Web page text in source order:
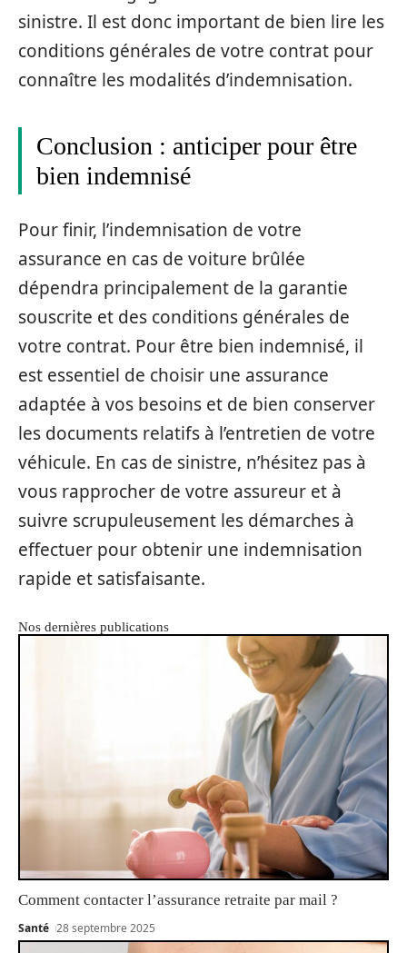
sinistre. Il est donc important de bien lire les
conditions générales de votre contrat pour
connaître les modalités d’indemnisation.
Conclusion : anticiper pour être
bien indemnisé
Pour finir, l’indemnisation de votre
assurance en cas de voiture brûlée
dépendra principalement de la garantie
souscrite et des conditions générales de
votre contrat. Pour être bien indemnisé, il
est essentiel de choisir une assurance
adaptée à vos besoins et de bien conserver
les documents relatifs à l’entretien de votre
véhicule. En cas de sinistre, n’hésitez pas à
vous rapprocher de votre assureur et à
suivre scrupuleusement les démarches à
effectuer pour obtenir une indemnisation
rapide et satisfaisante.
Nos dernières publications
Comment contacter l’assurance retraite par mail ?
Santé 28 septembre 2025